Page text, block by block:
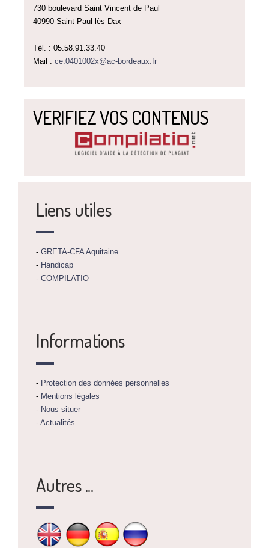
730 boulevard Saint Vincent de Paul
40990 Saint Paul lès Dax
Tél. : 05.58.91.33.40
Mail : ce.0401002x@ac-bordeaux.fr
VERIFIEZ VOS CONTENUS
Liens utiles
- GRETA-CFA Aquitaine
- Handicap
- COMPILATIO
Informations
- Protection des données personnelles
- Mentions légales
- Nous situer
- Actualités
Autres ...